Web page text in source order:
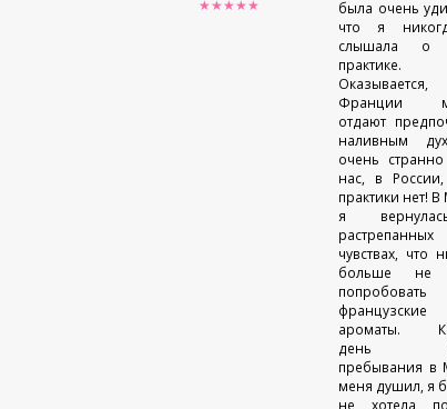
★★★★★
была очень
что я
слышала о
практике.
Франции
отдают
наливным
очень
нас, в России,
практики нет! В
я
растрепанных
чувствах, что
больше не
попробовать
французские
ароматы.
день
пребывания в
меня душил, я
не хотела